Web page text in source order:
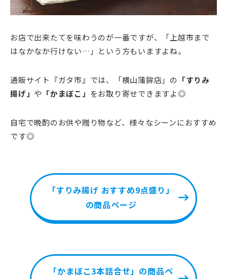
お店で出来たてを味わうのが一番ですが、「上越市まで
はなかなか行けない…」という方もいますよね。
通販サイト『ガタ市』では、「横山蒲鉾店」の 「すりみ
揚げ」 や 「かまぼこ」 をお取り寄せできますよ◎
自宅で晩酌のお供や贈り物など、様々なシーンにおすすめ
です◎
「すりみ揚げ おすすめ9点盛り」
の商品ページ
「かまぼこ3本詰合せ」の商品ペ